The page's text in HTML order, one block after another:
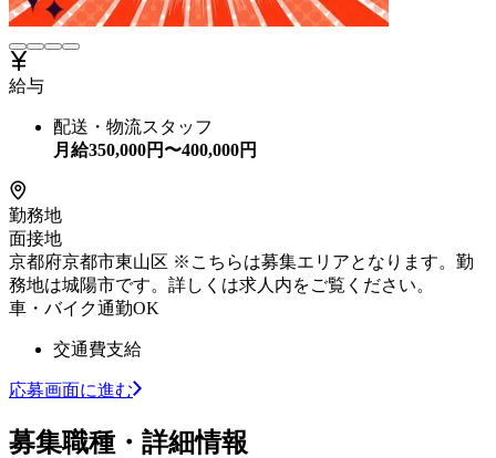
給与
配送・物流スタッフ
月給350,000円〜400,000円
勤務地
面接地
京都府京都市東山区 ※こちらは募集エリアとなります。勤
務地は城陽市です。詳しくは求人内をご覧ください。
車・バイク通勤OK
交通費支給
応募画面に進む
募集職種・詳細情報